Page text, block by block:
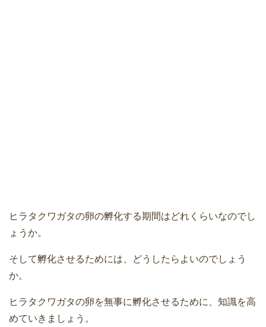
ヒラタクワガタの卵の孵化する期間はどれくらいなのでし
ょうか。
そして孵化させるためには、どうしたらよいのでしょう
か。
ヒラタクワガタの卵を無事に孵化させるために、知識を高
めていきましょう。